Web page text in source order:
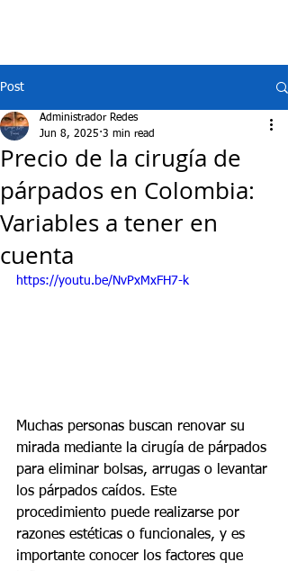
Post
Precio de la cirugía de
párpados en Colombia:
Variables a tener en
cuenta
Administrador Redes
Jun 8, 2025 3 min read
https://youtu.be/NvPxMxFH7-k
Muchas personas buscan renovar su
mirada mediante la cirugía de párpados
para eliminar bolsas, arrugas o levantar
los párpados caídos. Este
procedimiento puede realizarse por
razones estéticas o funcionales, y es
importante conocer los factores que